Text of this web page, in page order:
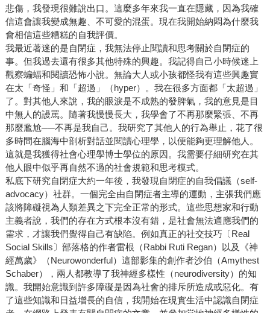
悲傷，我發現很難說出口。這麼多年來我一直在隱藏，因為我確
信這會讓我變成無趣、不可愛的混蛋。現在我開始納悶為什麼我
會相信這些糟糕的自我評價。
我最近著迷的是自閉症，我無法停止閱讀和思考關於自閉症的
事。但我過去還有很多其他特殊的興趣。我記得自己小時候迷上
觀察蝙蝠和閱讀恐怖小說。無論大人或小孩都怪我有這些興趣實
在太「奇怪」和「超過」（hyper）。我在很多方面都「太超過」
了。對其他人來說，我的眼淚是不成熟的發脾氣，我的意見是目
中無人的謾罵。隨著我慢慢長大，我學會了不再那麼緊張、不再
那麼尷尬──不再是我自己。我研究了其他人的行為舉止，花了很
多時間在腦海中剖析對話並閱讀心理學，以便能夠更理解他人。
這就是我獲得社會心理學博士學位的原因。我需要仔細研究在其
他人眼中似乎再自然不過的社會規範和思考模式。
私底下研究自閉症大約一年後，我發現自閉症的自我倡議（self-
advocacy）社群。一個完全由自閉症者主導的運動，主張我們應
該將障礙視為人類差異之下完全正常的形式。這些思想家和行動
主義者說，我們的存在方式根本沒有錯，是社會無法適應我們的
需求，才讓我們覺得自己有缺陷。例如真正的社交技巧〔Real
Social Skills〕部落格的作者雷根（Rabbi Ruti Regan）以及《神
經萬歲》（Neurowonderful）這部影集的創作者沙伯（Amythest
Schaber），兩人都教導了我神經多樣性（neurodiversity）的知
識。我開始意識到許多障礙是因為社會的排斥所造成或惡化。有
了這些知識和日益增長的自信，我開始在現實生活中認識自閉症